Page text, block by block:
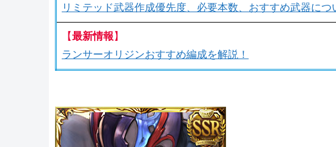
リミテッド武器作成優先度、必要本数、おすすめ武器につ
【最新情報 】
ランサーオリジンおすすめ編成を解説！